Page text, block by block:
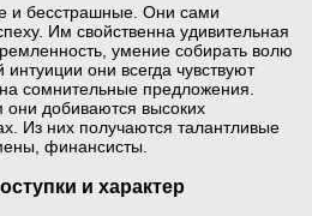
и бесстрашные. Они сами
Им свойственна удивительная
умение собирать волю
интуиции они всегда чувствуют
сомнительные предложения.
они добиваются высоких
Из них получаются талантливые
финансисты.
и характер